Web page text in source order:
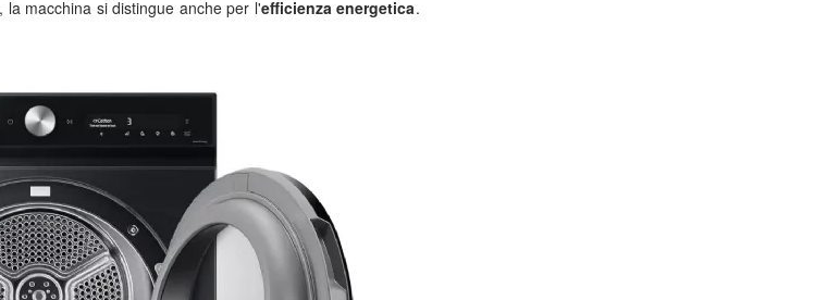
macchina si distingue anche per l'efficienza energetica.